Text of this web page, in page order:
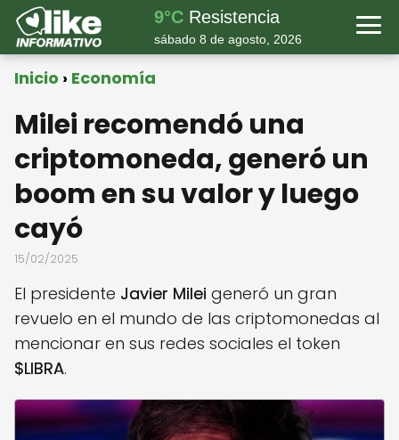
9°C Resistencia
sábado 8 de agosto, 2026
Inicio Economía
Milei recomendó una
criptomoneda, generó un
boom en su valor y luego
cayó
15/02/2025
El presidente Javier Milei generó un gran
revuelo en el mundo de las criptomonedas al
mencionar en sus redes sociales el token
$LIBRA.